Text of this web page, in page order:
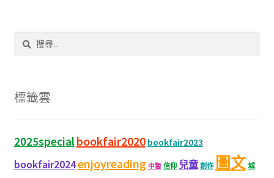
k p
字:
標籤雲
2025specialbookfair2020 bookfair2023
bookfair2024enjoyreading 中醫 信仰 兒童 創作 圖文 城